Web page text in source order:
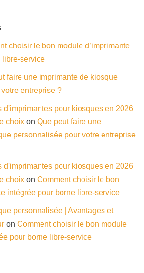
choisir le bon module d’imprimante
libre-service
faire une imprimante de kiosque
entreprise ?
d'imprimantes pour kiosques en 2026
choix on Que peut faire une
personnalisée pour votre entreprise
d'imprimantes pour kiosques en 2026
choix on Comment choisir le bon
intégrée pour borne libre-service
personnalisée | Avantages et
on Comment choisir le bon module
pour borne libre-service